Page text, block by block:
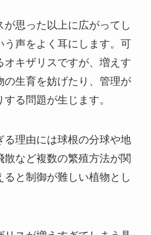
思った以上に広がってし
う声をよく耳にします。可
オキザリスですが、増えす
の生育を妨げたり、管理が
る問題が生じます。
る理由には球根の分球や地
など複数の繁殖方法が関
と制御が難しい植物とし